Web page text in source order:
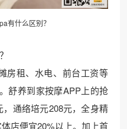
有什么区别？
房租、水电、前台工资等
舒养到家按摩APP上的抢
通络培元208元，全身精
店便宜20%以上。加上首